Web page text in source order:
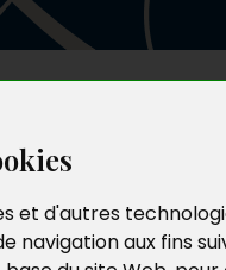
et d'autres
navigation aux fins